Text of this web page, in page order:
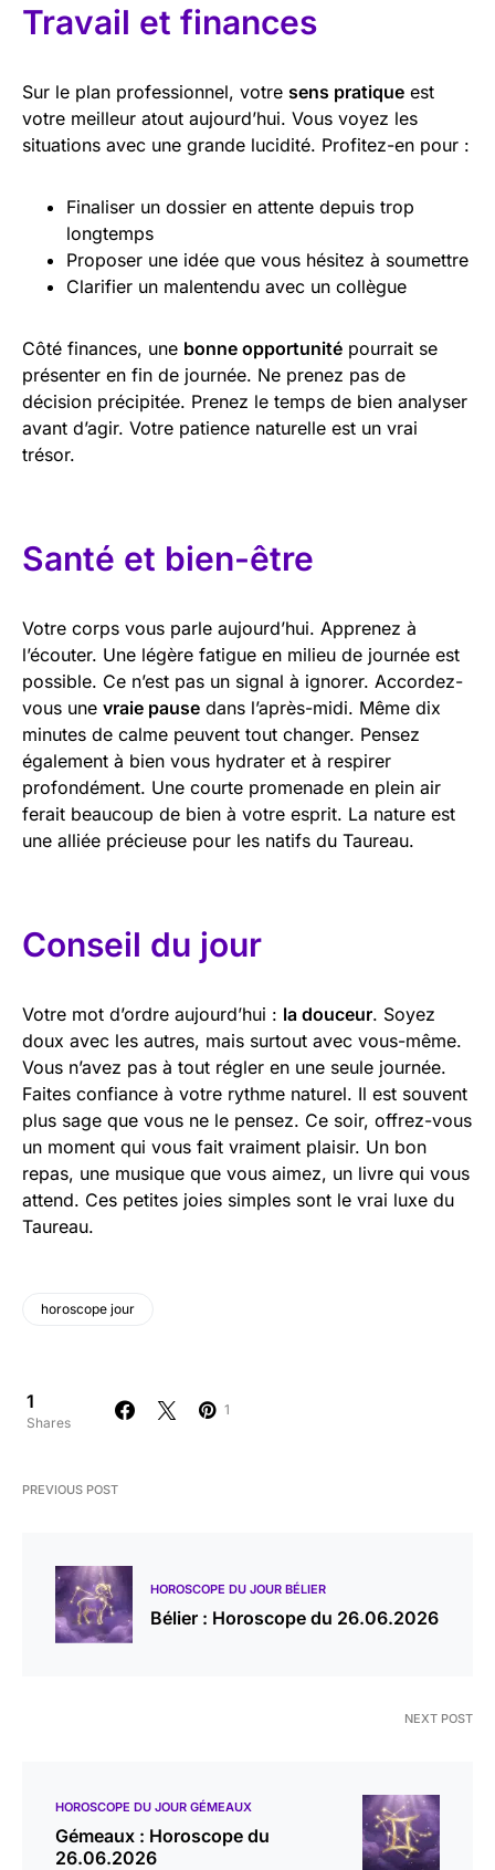
Travail et finances
Sur le plan professionnel, votre sens pratique est
votre meilleur atout aujourd’hui. Vous voyez les
situations avec une grande lucidité. Profitez-en pour :
Finaliser un dossier en attente depuis trop
longtemps
Proposer une idée que vous hésitez à soumettre
Clarifier un malentendu avec un collègue
Côté finances, une bonne opportunité pourrait se
présenter en fin de journée. Ne prenez pas de
décision précipitée. Prenez le temps de bien analyser
avant d’agir. Votre patience naturelle est un vrai
trésor.
Santé et bien-être
Votre corps vous parle aujourd’hui. Apprenez à
l’écouter. Une légère fatigue en milieu de journée est
possible. Ce n’est pas un signal à ignorer. Accordez-
vous une vraie pause dans l’après-midi. Même dix
minutes de calme peuvent tout changer. Pensez
également à bien vous hydrater et à respirer
profondément. Une courte promenade en plein air
ferait beaucoup de bien à votre esprit. La nature est
une alliée précieuse pour les natifs du Taureau.
Conseil du jour
Votre mot d’ordre aujourd’hui : la douceur. Soyez
doux avec les autres, mais surtout avec vous-même.
Vous n’avez pas à tout régler en une seule journée.
Faites confiance à votre rythme naturel. Il est souvent
plus sage que vous ne le pensez. Ce soir, offrez-vous
un moment qui vous fait vraiment plaisir. Un bon
repas, une musique que vous aimez, un livre qui vous
attend. Ces petites joies simples sont le vrai luxe du
Taureau.
horoscope jour
1
Shares
1
PREVIOUS POST
HOROSCOPE DU JOUR BÉLIER
Bélier : Horoscope du 26.06.2026
NEXT POST
HOROSCOPE DU JOUR GÉMEAUX
Gémeaux : Horoscope du
26.06.2026